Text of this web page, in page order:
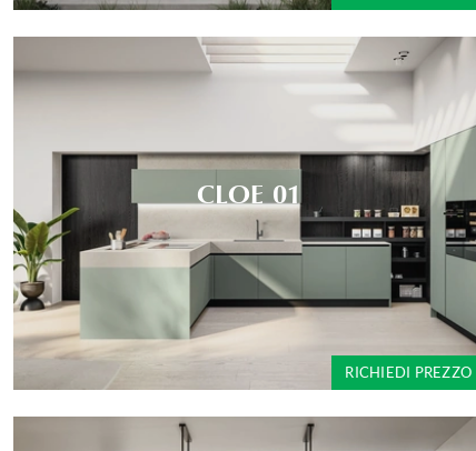
CLOE 01
RICHIEDI PREZZO